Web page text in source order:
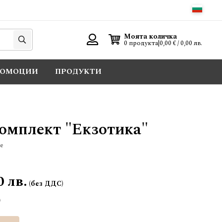
Търси
Моята количка
0 продукта|0,00 € / 0,00 лв.
ПРОДУКТИ
"Екзотика"
лв.